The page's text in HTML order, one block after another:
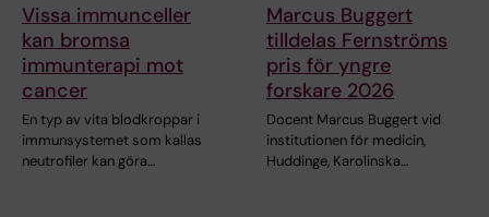
Vissa immunceller
kan bromsa
immunterapi mot
cancer
En typ av vita blodkroppar i
immunsystemet som kallas
neutrofiler kan göra…
Marcus Buggert
tilldelas Fernströms
pris för yngre
forskare 2026
Docent Marcus Buggert vid
institutionen för medicin,
Huddinge, Karolinska…